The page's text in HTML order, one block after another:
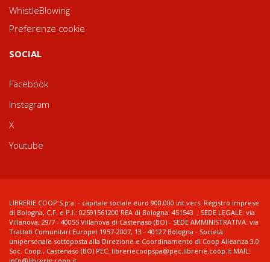
WhistleBlowing
Preferenze cookie
SOCIAL
Facebook
Instagram
X
Youtube
LIBRERIE.COOP S.p.a. - capitale sociale euro 900.000 int.vers. Registro imprese
di Bologna, C.F. e P.I.: 02591561200 REA di Bologna: 451543 ; SEDE LEGALE: via
Villanova, 29/7 - 40055 Villanova di Castenaso (BO) - SEDE AMMINISTRATIVA: via
Trattati Comunitari Europei 1957-2007, 13 - 40127 Bologna - Società
unipersonale sottoposta alla Direzione e Coordinamento di Coop Alleanza 3.0
Soc. Coop., Castenaso (BO) PEC: libreriecoopspa@pec.librerie.coop.it MAIL: